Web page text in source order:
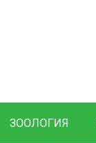
ЗООЛОГИЯ